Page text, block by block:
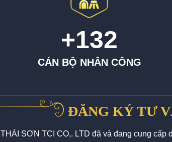
+132
CÁN BỘ NHÂN CÔNG
ĐĂNG KÝ TƯ
THÁI SƠN TCI CO,. LTD đã và đang cung